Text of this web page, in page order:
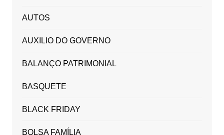
AUTOS
AUXILIO DO GOVERNO
BALANÇO PATRIMONIAL
BASQUETE
BLACK FRIDAY
BOLSA FAMÍLIA